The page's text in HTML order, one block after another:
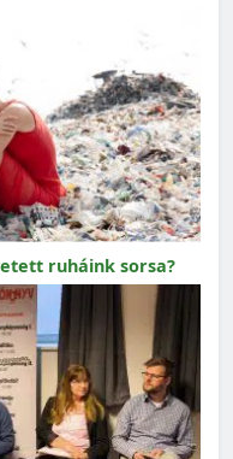
ruháink sorsa?